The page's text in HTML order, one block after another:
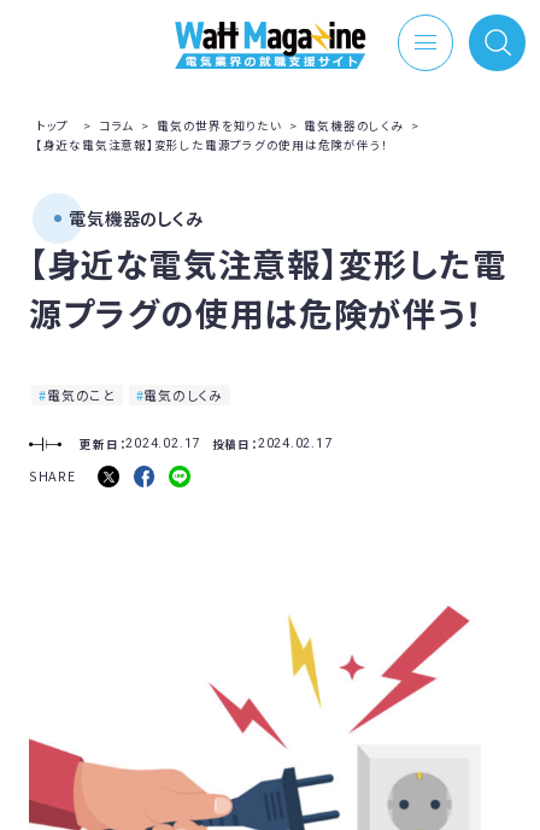
トップ > コラム > 電気の世界を知りたい > 電気機器のしくみ >
【身近な電気注意報】変形した電源プラグの使用は危険が伴う！
電気機器のしくみ
【身近な電気注意報】変形した電
源プラグの使用は危険が伴う！
電気のこと 電気のしくみ
更新日：2024.02.17 投稿日：2024.02.17
SHARE